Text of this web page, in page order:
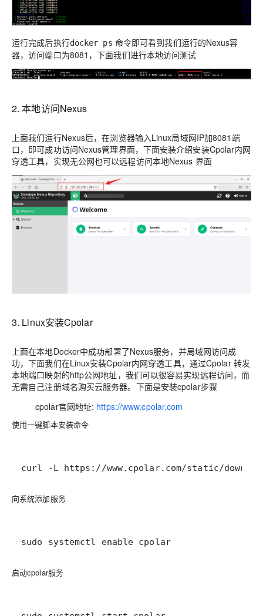
运行完成后执行docker ps 命令即可看到我们运行的Nexus容
器，访问端口为8081，下面我们进行本地访问测试
2. 本地访问Nexus
上面我们运行Nexus后，在浏览器输入Linux局域网IP加8081端
口，即可成功访问Nexus管理界面，下面安装介绍安装Cpolar内网
穿透工具，实现无公网也可以远程访问本地Nexus 界面
3. Linux安装Cpolar
上面在本地Docker中成功部署了Nexus服务，并局域网访问成
功，下面我们在Linux安装Cpolar内网穿透工具，通过Cpolar 转发
本地端口映射的http公网地址，我们可以很容易实现远程访问，而
无需自己注册域名购买云服务器。下面是安装cpolar步骤
cpolar官网地址: https://www.cpolar.com
使用一键脚本安装命令
curl -L https://www.cpolar.com/static/
向系统添加服务
sudo systemctl enable cpolar
启动cpolar服务